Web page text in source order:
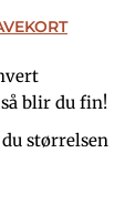
blir du fin!
størrelsen